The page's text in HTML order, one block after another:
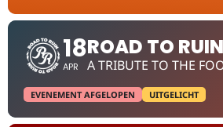
18
APR
ROAD TO RUIN
A TRIBUTE TO THE
EVENEMENT AFGELOPEN UITGELICHT